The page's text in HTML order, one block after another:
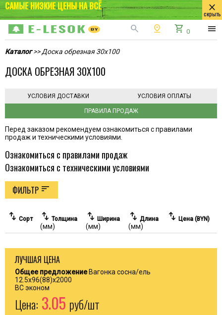
САМЫЕ НИЗКИЕ ЦЕНЫ НА ВСЁ close
скрыть
search pin_drop shopping_cart 0 menu
Каталог>> Доска обрезная 30х100
ДОСКА ОБРЕЗНАЯ 30Х100
ПРАВИЛА ПРОДАЖ
УСЛОВИЯ ДОСТАВКИ УСЛОВИЯ ОПЛАТЫ
Перед заказом рекомендуем ознакомиться с правилами
продаж и техническими условиями.
Ознакомиться с правилами продаж
Ознакомиться с техническими условиями
ФИЛЬТР sort
swap_vert Сорт swap_vert Толщина
(мм)
swap_vert Ширина
(мм)
swap_vert Длина
(мм)
swap_vert Цена (BYN)
ЛУЧШАЯ ЦЕНА
Общее предложениеВагонка сосна/ель
12.5x96(88)x2000
ВС эконом
Цена: 3.05 руб/шт